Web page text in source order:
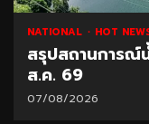
NATIONAL HOT
สรุปสถานการณ์
ส.ค. 69
07/08/2026